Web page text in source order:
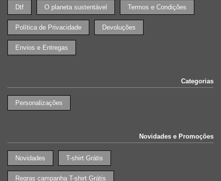
Dtf O planeta sustentável Termos e Condições
Política de Privacidade Devoluções
Envios e Entregas
Categorias
Personalizações
Novidades e Promoções
Novidades T-shirt Grátis
Regras campanha T-shirt Grátis